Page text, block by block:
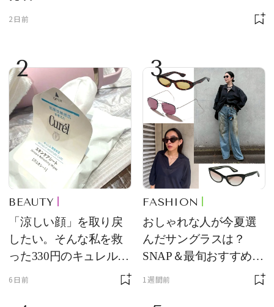
2日前
2
BEAUTY
「涼しい顔」を取り戻
したい。そんな私を救
った330円のキュレル名
6日前
3
FASHION
おしゃれな人が今夏選
んだサングラスは？
SNAP＆最旬おすすめサ
1週間前